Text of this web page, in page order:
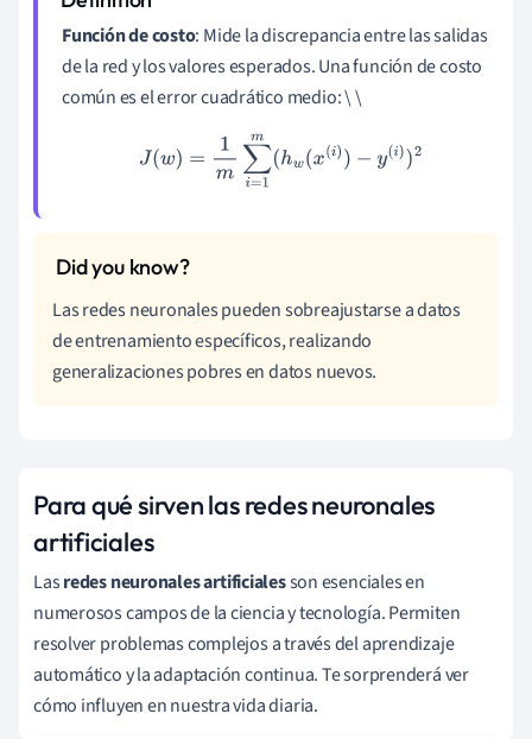
Función de costo: Mide la discrepancia entre las salidas
de la red y los valores esperados. Una función de costo
común es el error cuadrático medio: \ \
J(w m i=1m(h w(x(i))− ))2
Las redes neuronales pueden sobreajustarse a datos
de entrenamiento específicos, realizando
generalizaciones pobres en datos nuevos.
Para qué sirven las redes neuronales
artificiales
Lasredes neuronales artificialesson esenciales en
numerosos campos de la ciencia y tecnología. Permiten
resolver problemas complejos a través del aprendizaje
automático y la adaptación continua. Te sorprenderá ver
cómo influyen en nuestra vida diaria.